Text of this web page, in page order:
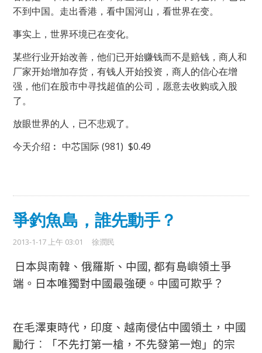
不到中国。走出香港，看中国河山 ，看世界在变。
事实上，世界环境已在变化。
某些行业开始改善，他们已开始赚钱而不是赔钱，商人和
厂家开始增加存货，有钱人开始投资，商人的信心在增
强，他们在股市中寻找超值的公司，愿意去收购或入股
了。
放眼世界的人，已不悲观了。
今天介绍︰ 中芯国际 (981) $0.49
爭釣魚島，誰先動手？
2013-1-17 上午 03:01 徐潤民
日本與南韓、俄羅斯、中國, 都有島嶼領土爭
端。日本唯獨對中國最強硬。中國可欺乎？
在毛澤東時代，印度、越南侵佔中國領土，中國
勵行︰「不先打第一槍，不先發第一炮」的宗